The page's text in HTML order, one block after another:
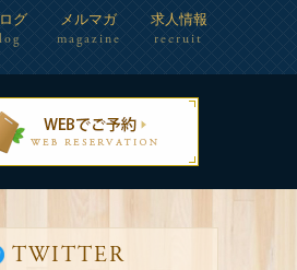
グ メルマガ
magazine
求人情報
recruit
TWITTER